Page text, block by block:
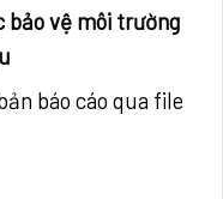
bảo vệ môi trường
báo cáo qua file